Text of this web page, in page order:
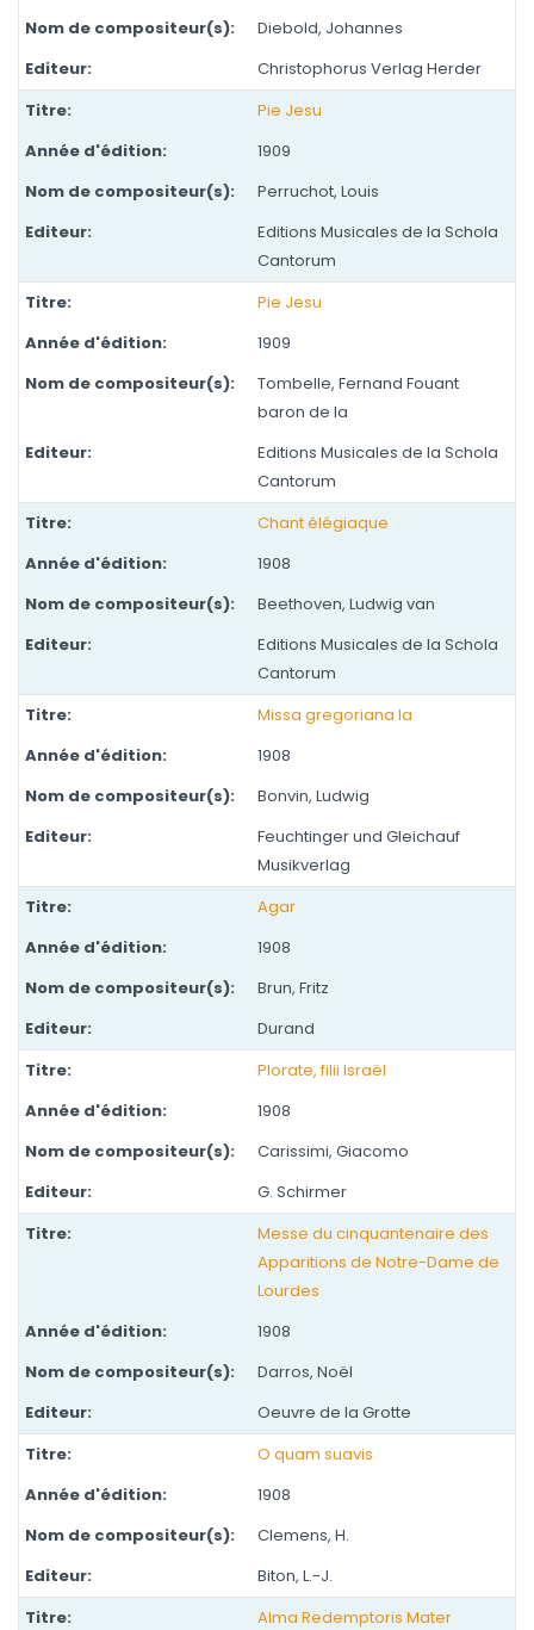
Diebold, Johannes
Christophorus Verlag Herder
Pie Jesu
1909
Perruchot, Louis
Editions Musicales de la Schola
Cantorum
Pie Jesu
1909
Tombelle, Fernand Fouant
baron de la
Editions Musicales de la Schola
Cantorum
Chant élégiaque
1908
Beethoven, Ludwig van
Editions Musicales de la Schola
Cantorum
Missa gregoriana Ia
1908
Bonvin, Ludwig
Feuchtinger und Gleichauf
Musikverlag
Agar
1908
Brun, Fritz
Durand
Plorate, filii Israël
1908
Carissimi, Giacomo
G. Schirmer
Messe du cinquantenaire des
Apparitions de Notre-Dame de
Lourdes
1908
Darros, Noël
Oeuvre de la Grotte
O quam suavis
1908
Clemens, H.
Biton, L.-J.
Alma Redemptoris Mater